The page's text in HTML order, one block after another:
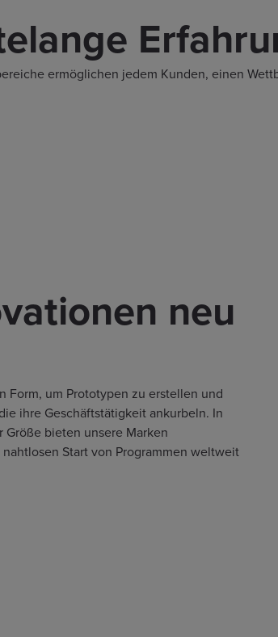
ermöglichen jedem Kunden, einen
neu
Form, um Prototypen zu erstellen und
ihre Geschäftstätigkeit ankurbeln. In
bieten unsere Marken
Start von Programmen weltweit